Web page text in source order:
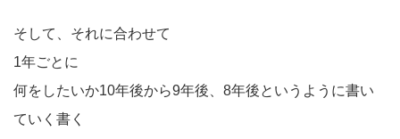
そして、それに合わせて
1年ごとに
何をしたいか10年後から9年後、8年後というように書い
ていく書く